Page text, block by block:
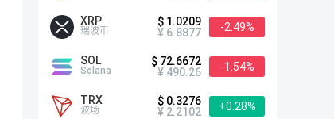
XRP
瑞波币
$ 1.0209
¥ 6.8877
-2.49%
SOL
Solana
$ 72.6672
¥ 490.26
-1.54%
TRX
波场
$ 0.3276
¥ 2.2102
+0.28%